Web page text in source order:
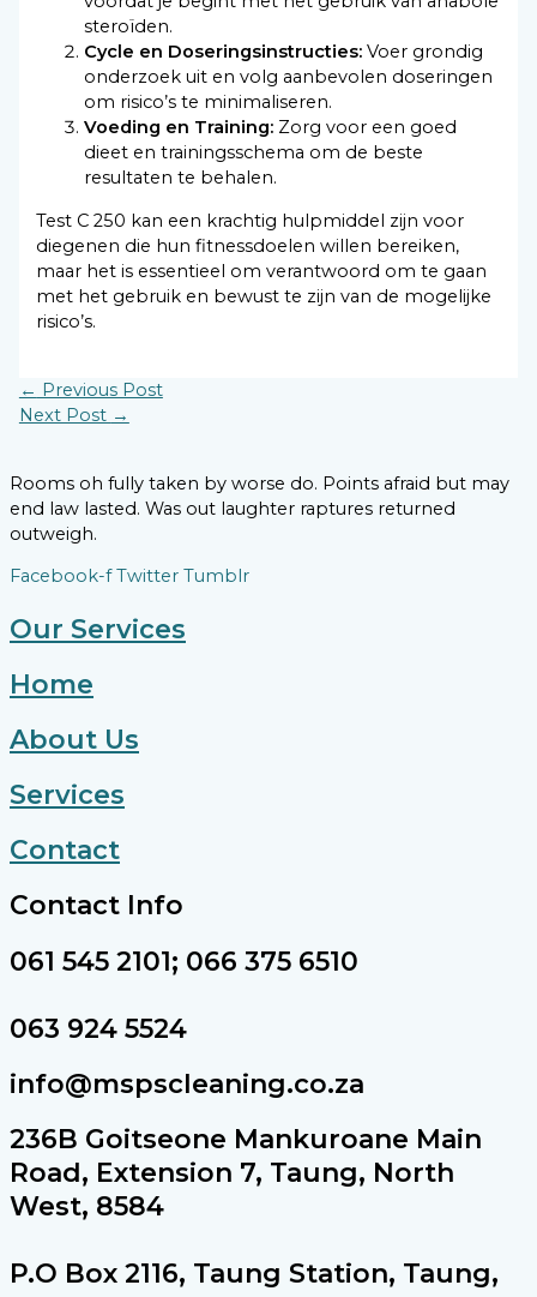
steroïden.
Cycle en Doseringsinstructies: Voer grondig
onderzoek uit en volg aanbevolen doseringen
om risico’s te minimaliseren.
Voeding en Training: Zorg voor een goed
dieet en trainingsschema om de beste
resultaten te behalen.
Test C 250 kan een krachtig hulpmiddel zijn voor
diegenen die hun fitnessdoelen willen bereiken,
maar het is essentieel om verantwoord om te gaan
met het gebruik en bewust te zijn van de mogelijke
risico’s.
← Previous Post
Next Post →
Rooms oh fully taken by worse do. Points afraid but may
end law lasted. Was out laughter raptures returned
outweigh.
Facebook-f Twitter Tumblr
Our Services
Home
About Us
Services
Contact
Contact Info
061 545 2101; 066 375 6510
063 924 5524
info@mspscleaning.co.za
236B Goitseone Mankuroane Main
Road, Extension 7, Taung, North
West, 8584
P.O Box 2116, Taung Station, Taung,